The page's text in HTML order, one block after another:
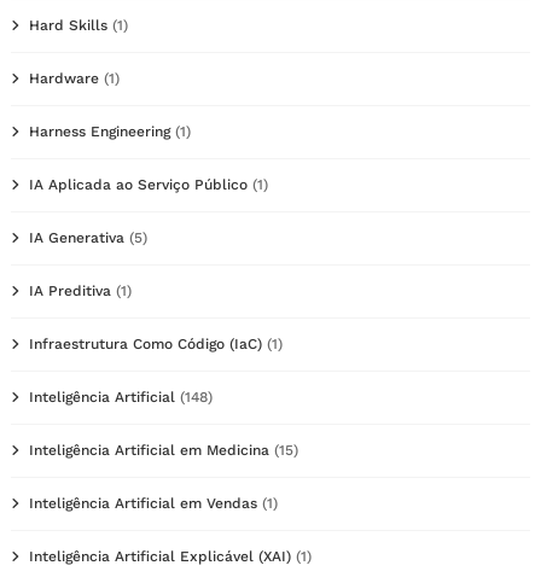
Hard Skills (1)
Hardware (1)
Harness Engineering(1)
IA Aplicada ao Serviço Público (1)
IA Generativa (5)
IA Preditiva (1)
Infraestrutura Como Código (IaC) (1)
Inteligência Artificial (148)
Inteligência Artificial em Medicina (15)
Inteligência Artificial em Vendas (1)
Inteligência Artificial Explicável (XAI) (1)